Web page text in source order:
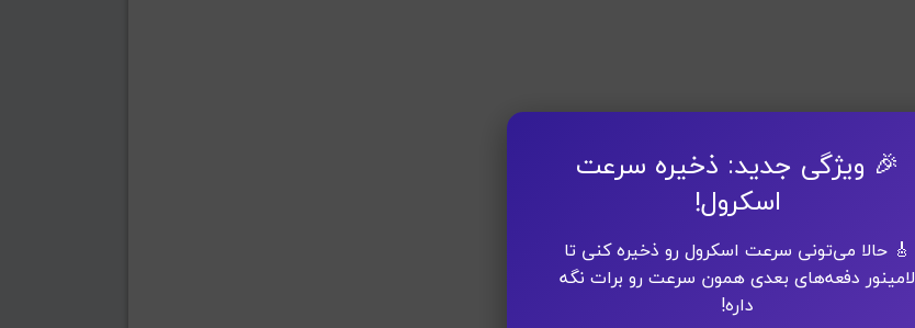
🎉 ویژگی جدید: ذخیره سرعت
اسکرول!
🎸 حالا می‌تونی سرعت اسکرول رو ذخیره کنی تا
لامینور دفعه‌های بعدی همون سرعت رو برات نگه
داره!